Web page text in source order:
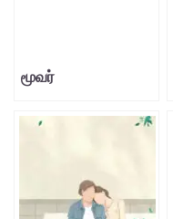
மூவர்